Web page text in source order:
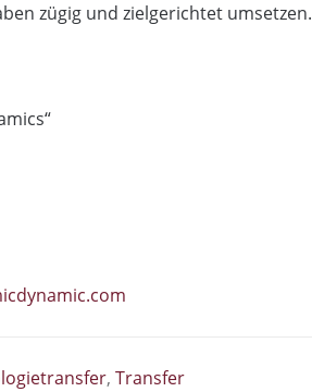
zügig und zielgerichtet umsetzen.
, Transfer